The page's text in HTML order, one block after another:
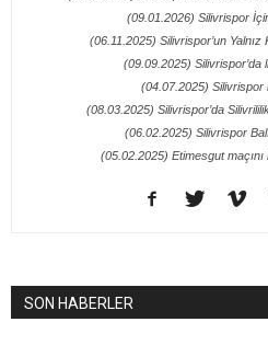
(09.01.2026) Silivrispor
(06.11.2025) Silivrispor’un
(09.09.2025) Silivrispor’da
(04.07.2025) Silivrispor
(08.03.2025) Silivrispor’da
(06.02.2025) Silivrispor
(05.02.2025) Etimesgut
SON HABERLER